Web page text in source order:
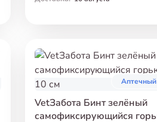
VetЗабота Бинт зелёный
самофиксирующийся